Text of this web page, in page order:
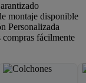
montaje disponible
Personalizada
compras fácilmente